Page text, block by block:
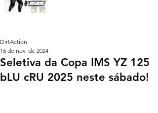
Seletiva da Copa IMS YZ 125
bLU cRU 2025 neste sábado!
DirtAction
16 de nov. de 2024